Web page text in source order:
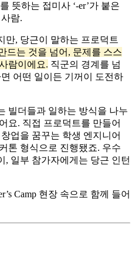
뜻하는 접미사 ‘-er’가 붙은
람.
만, 당근이 말하는 프로덕트
드는 것을 넘어, 문제를 스스
람이에요. 직군의 경계를 넘
어떤 일이든 기꺼이 도전하
빌더들과 일하는 방식을 나누
요. 직접 프로덕트를 만들어
업을 꿈꾸는 학생 엔지니어
톤 형식으로 진행됐죠. 우수
, 일부 참가자에게는 당근 인턴
Camp 현장 속으로 함께 들어